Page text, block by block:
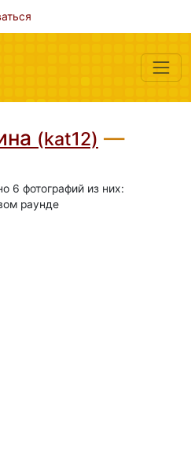
(kat12) —
6 фотографий из них:
раунде